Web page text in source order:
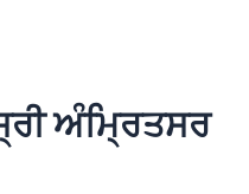
ਅੰਮ੍ਰਿਤਸਰ